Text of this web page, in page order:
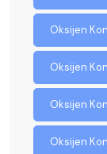
Oksijen
Oksijen
Oksijen
Oksijen